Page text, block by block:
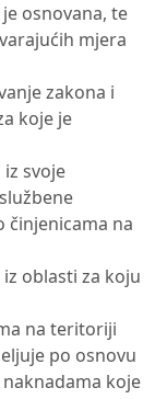
osnovana, te
mjera
zakona i
koje je
svoje
činjenicama na
oblasti za koju
na teritoriji
po osnovu
koje